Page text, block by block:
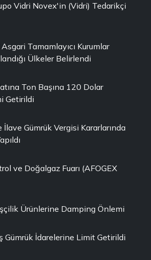
Vidri Novex'in (Vidri) Tedarikçi
Tamamlayıcı Kurumlar
Ülkeler Belirlendi
Ton Başına 120 Dolar
Getirildi
Gümrük Vergisi Kararlarında
ve Doğalgaz Fuarı (AFOGEX
Ürünlerine Damping Önlemi
Gümrük İdarelerine Limit Getirildi